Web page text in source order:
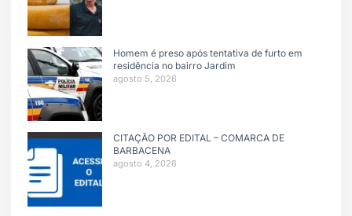
Homem é preso após tentativa de furto em
residência no bairro Jardim
agosto 5, 2026
CITAÇÃO POR EDITAL – COMARCA DE
BARBACENA
agosto 4, 2026